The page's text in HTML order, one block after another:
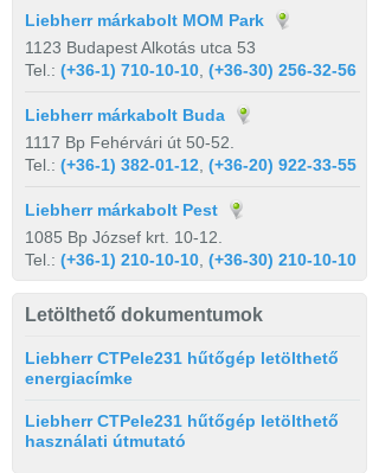
Liebherr márkabolt MOM Park
1123 Budapest Alkotás utca 53
Tel.: (+36-1) 710-10-10 (+36-30) 256-32-56
Liebherr márkabolt Buda
1117 Bp Fehérvári út 50-52.
Tel.: (+36-1) 382-01-12 (+36-20) 922-33-55
Liebherr márkabolt Pest
1085 Bp József krt. 10-12.
Tel.: (+36-1) 210-10-10 (+36-30) 210-10-10
Letölthető dokumentumok
Liebherr CTPele231 hűtőgép letölthető
energiacímke
Liebherr CTPele231 hűtőgép letölthető
használati útmutató